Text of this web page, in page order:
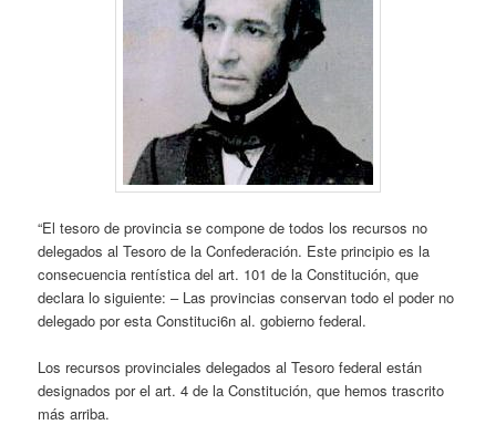
“El tesoro de provincia se compone de todos los recursos no
delegados al Tesoro de la Confederación. Este principio es la
consecuencia rentística del art. 101 de la Constitución, que
declara lo siguiente: – Las provincias conservan todo el poder no
delegado por esta Constituci6n al. gobierno federal.
Los recursos provinciales delegados al Tesoro federal están
designados por el art. 4 de la Constitución, que hemos trascrito
más arriba.